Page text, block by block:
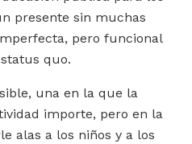
presente sin muchas
pero funcional
quo.
una en la que la
importe, pero en la
alas a los niños y a los